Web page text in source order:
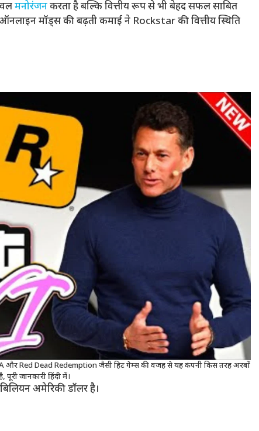
मनोरंजनकरता है बल्कि वित्तीय रूप से भी बेहद सफल साबित
ऑनलाइन मॉड्स की बढ़ती कमाई ने Rockstar की वित्तीय स्थिति
और Red Dead Redemption जैसी हिट गेम्स की वजह से यह कंपनी किस तरह अरबों
पूरी जानकारी हिंदी में।
अमेरिकी डॉलर है।